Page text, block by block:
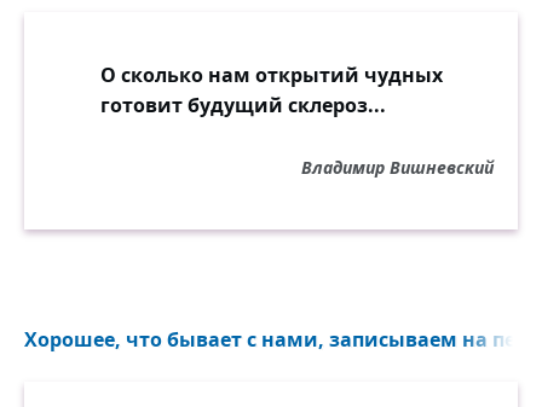
О сколько нам открытий чудных
готовит будущий склероз...
Владимир Вишневский
Хорошее, что бывает с нами, записываем на